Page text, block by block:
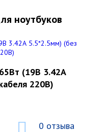
ноутбуков
(19В 3.42А
220В)
0 отзыва